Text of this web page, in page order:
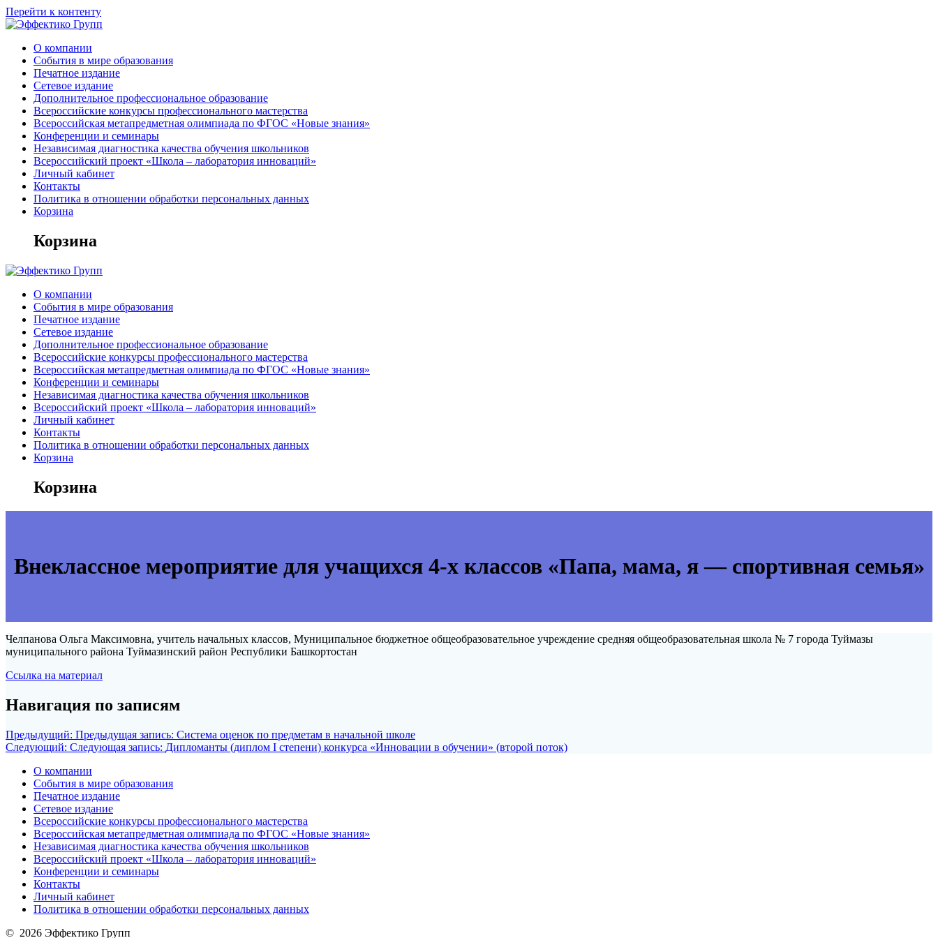
Перейти к контенту
О компании
События в мире образования
Печатное издание
Сетевое издание
Дополнительное профессиональное образование
Всероссийские конкурсы профессионального мастерства
Всероссийская метапредметная олимпиада по ФГОС «Новые знания»
Конференции и семинары
Независимая диагностика качества обучения школьников
Всероссийский проект «Школа – лаборатория инноваций»
Личный кабинет
Контакты
Политика в отношении обработки персональных данных
Корзина
Корзина
О компании
События в мире образования
Печатное издание
Сетевое издание
Дополнительное профессиональное образование
Всероссийские конкурсы профессионального мастерства
Всероссийская метапредметная олимпиада по ФГОС «Новые знания»
Конференции и семинары
Независимая диагностика качества обучения школьников
Всероссийский проект «Школа – лаборатория инноваций»
Личный кабинет
Контакты
Политика в отношении обработки персональных данных
Корзина
Корзина
Внеклассное мероприятие для учащихся 4-х классов «Папа, мама, я — спортивная семья»
Челпанова Ольга Максимовна, учитель начальных классов, Муниципальное бюджетное общеобразовательное учреждение средняя общеобразовательная школа № 7 города Туймазы
муниципального района Туймазинский район Республики Башкортостан
Ссылка на материал
Навигация по записям
Предыдущий: Предыдущая запись: Система оценок по предметам в начальной школе
Следующий: Следующая запись: Дипломанты (диплом I степени) конкурса «Инновации в обучении» (второй поток)
О компании
События в мире образования
Печатное издание
Сетевое издание
Всероссийские конкурсы профессионального мастерства
Всероссийская метапредметная олимпиада по ФГОС «Новые знания»
Независимая диагностика качества обучения школьников
Всероссийский проект «Школа – лаборатория инноваций»
Конференции и семинары
Контакты
Личный кабинет
Политика в отношении обработки персональных данных
© 2026 Эффектико Групп